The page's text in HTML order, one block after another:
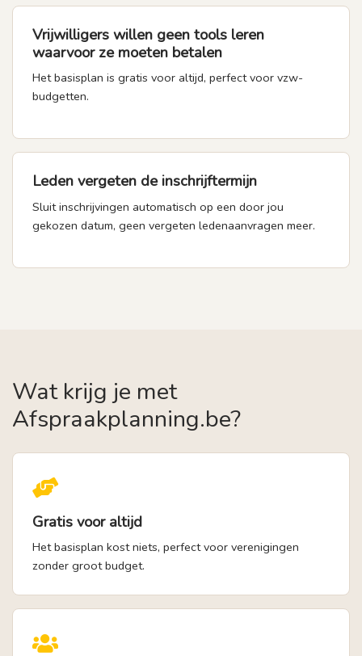
Vrijwilligers willen geen tools leren
waarvoor ze moeten betalen
Het basisplan is gratis voor altijd, perfect voor vzw-
budgetten.
Leden vergeten de inschrijftermijn
Sluit inschrijvingen automatisch op een door jou
gekozen datum, geen vergeten ledenaanvragen meer.
Wat krijg je met
Afspraakplanning.be?
Gratis voor altijd
Het basisplan kost niets, perfect voor verenigingen
zonder groot budget.